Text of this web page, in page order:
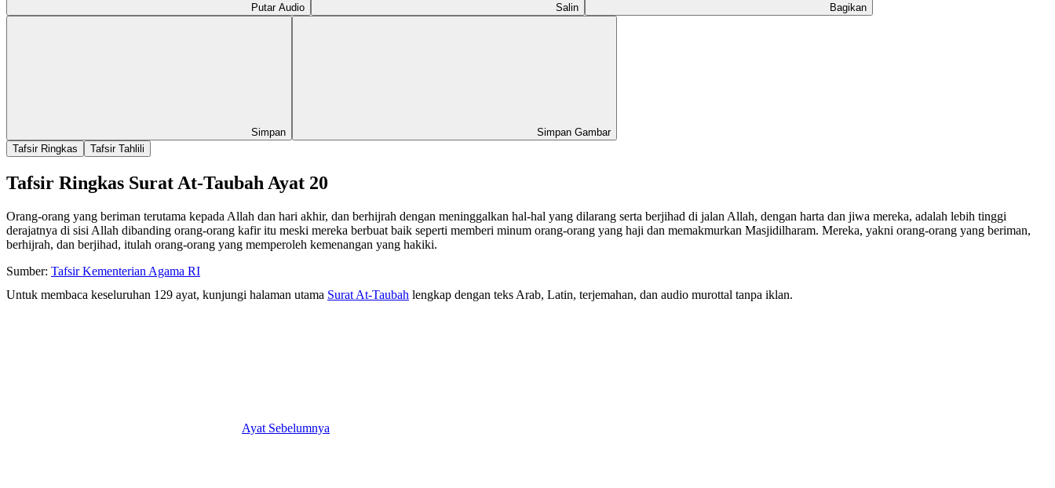
Putar Audio Salin Bagikan
Simpan
Simpan Gambar
Tafsir Ringkas
Tafsir Tahlili
Tafsir Ringkas Surat At-Taubah Ayat 20
Orang-orang yang beriman terutama kepada Allah dan hari akhir, dan berhijrah dengan meninggalkan hal-hal yang dilarang serta berjihad di jalan Allah, dengan harta dan jiwa mereka, adalah lebih tinggi
derajatnya di sisi Allah dibanding orang-orang kafir itu meski mereka berbuat baik seperti memberi minum orang-orang yang haji dan memakmurkan Masjidilharam. Mereka, yakni orang-orang yang beriman,
berhijrah, dan berjihad, itulah orang-orang yang memperoleh kemenangan yang hakiki.
Sumber: Tafsir Kementerian Agama RI
Untuk membaca keseluruhan 129 ayat, kunjungi halaman utama Surat At-Taubah lengkap dengan teks Arab, Latin, terjemahan, dan audio murottal tanpa iklan.
Ayat Sebelumnya